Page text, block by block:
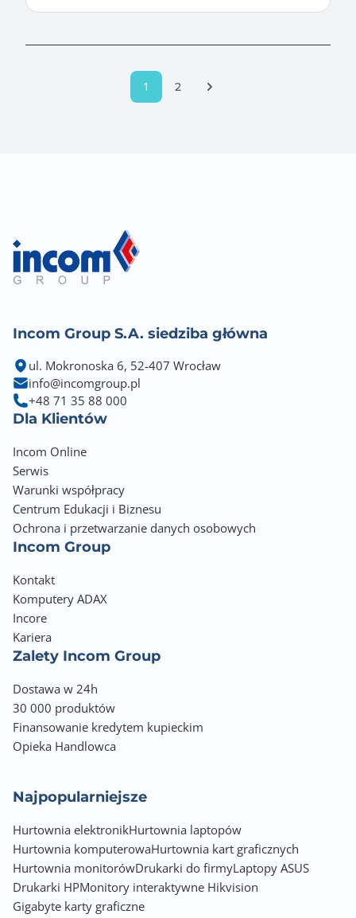
1 2
Następna strona
Incom Group S.A. siedziba główna
ul. Mokronoska 6, 52-407 Wrocław
info@incomgroup.pl
+48 71 35 88 000
Dla Klientów
Incom Online
Serwis
Warunki współpracy
Centrum Edukacji i Biznesu
Ochrona i przetwarzanie danych osobowych
Incom Group
Kontakt
Komputery ADAX
Incore
Kariera
Zalety Incom Group
Dostawa w 24h
30 000 produktów
Finansowanie kredytem kupieckim
Opieka Handlowca
Najpopularniejsze
Hurtownia elektronikHurtownia laptopów
Hurtownia komputerowaHurtownia kart graficznych
Hurtownia monitorówDrukarki do firmyLaptopy ASUS
Drukarki HPMonitory interaktywne Hikvision
Gigabyte karty graficzne